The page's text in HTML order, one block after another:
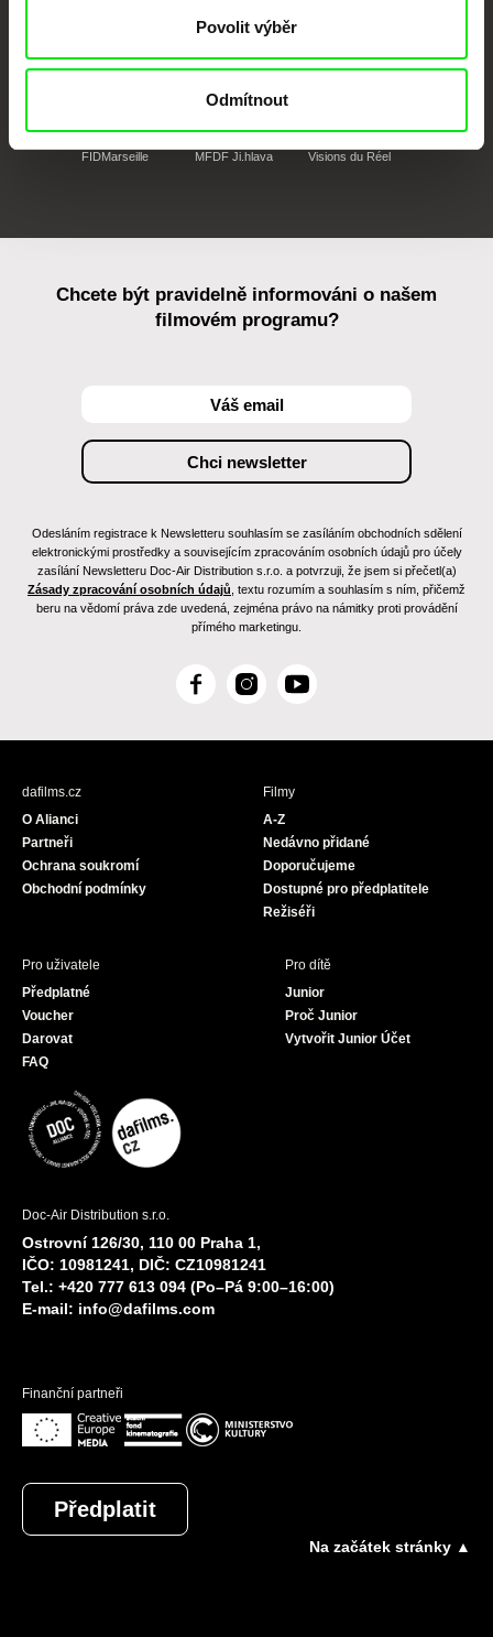
Povolit výběr
Odmítnout
FIDMarseille MFDF Ji.hlava Visions du Réel
Chcete být pravidelně informováni o našem
filmovém programu?
Odesláním registrace k Newsletteru souhlasím se zasíláním obchodních sdělení
elektronickými prostředky a souvisejícím zpracováním osobních údajů pro účely
zasílání Newsletteru Doc-Air Distribution s.r.o. a potvrzuji, že jsem si přečetl(a)
Zásady zpracování osobních údajů , textu rozumím a souhlasím s ním, přičemž
beru na vědomí práva zde uvedená, zejména právo na námitky proti provádění
přímého marketingu.
F
c
I
s
Y
u
dafilms.cz
O Alianci
Partneři
Ochrana soukromí
Obchodní podmínky
Filmy
A-Z
Nedávno přidané
Doporučujeme
Dostupné pro předplatitele
Režiséři
Pro uživatele
Předplatné
Voucher
Darovat
FAQ
Pro dítě
Junior
Proč Junior
Vytvořit Junior Účet
Doc-Air Distribution s.r.o.
Ostrovní 126/30, 110 00 Praha 1,
IČO: 10981241, DIČ: CZ10981241
Tel.: +420 777 613 094 (Po–Pá 9:00–16:00)
E-mail: info@dafilms.com
Finanční partneři
Předplatit
Na začátek stránky ▲